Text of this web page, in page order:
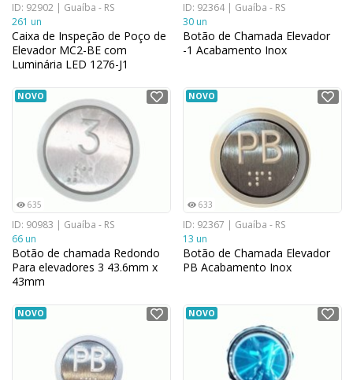
ID: 92902 | Guaíba - RS
261 un
Caixa de Inspeção de Poço de
Elevador MC2-BE com
Luminária LED 1276-J1
ID: 92364 | Guaíba - RS
30 un
Botão de Chamada Elevador
-1 Acabamento Inox
NOVO
635
ID: 90983 | Guaíba - RS
66 un
Botão de chamada Redondo
Para elevadores 3 43.6mm x
43mm
NOVO
633
ID: 92367 | Guaíba - RS
13 un
Botão de Chamada Elevador
PB Acabamento Inox
NOVO NOVO